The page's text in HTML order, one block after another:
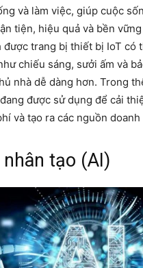
và làm việc, giúp cuộc
tiện, hiệu quả và bền
được trang bị thiết bị IoT có
chiếu sáng, sưởi ấm và
nhà dễ dàng hơn. Trong
được sử dụng để cải
và tạo ra các nguồn
tạo (AI)